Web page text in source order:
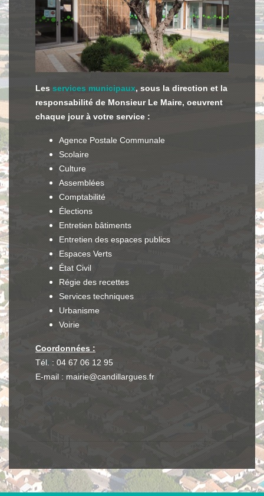
Les services municipaux, sous la direction et la
responsabilité de Monsieur Le Maire, oeuvrent
chaque jour à votre service :
Agence Postale Communale
Scolaire
Culture
Assemblées
Comptabilité
Élections
Entretien bâtiments
Entretien des espaces publics
Espaces Verts
État Civil
Régie des recettes
Services techniques
Urbanisme
Voirie
Coordonnées :
Tél. : 04 67 06 12 95
E-mail : mairie@candillargues.fr